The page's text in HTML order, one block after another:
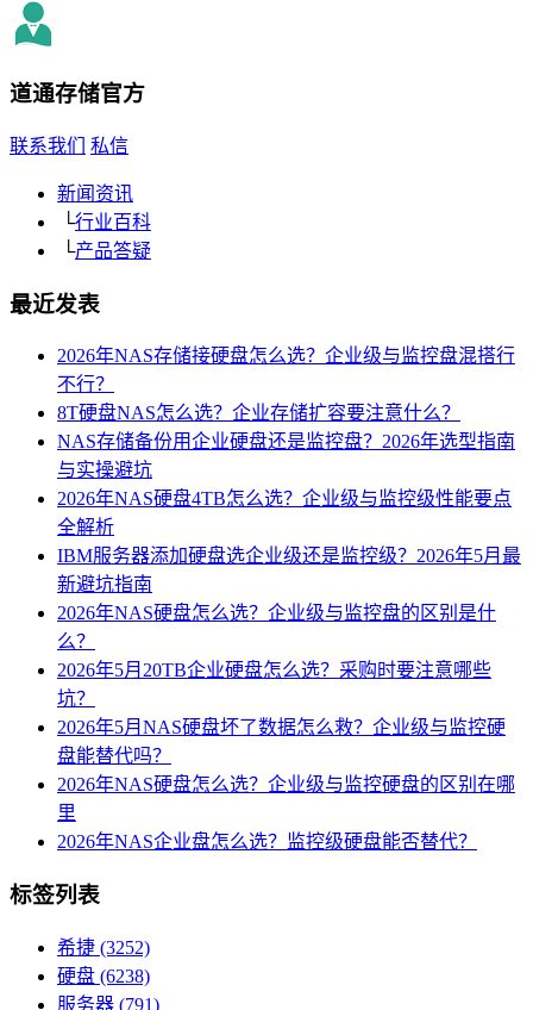
道通存储官方
联系我们 私信
新闻资讯
└行业百科
└产品答疑
最近发表
2026年NAS存储接硬盘怎么选？企业级与监控盘混搭行
不行？
8T硬盘NAS怎么选？企业存储扩容要注意什么？
NAS存储备份用企业硬盘还是监控盘？2026年选型指南
与实操避坑
2026年NAS硬盘4TB怎么选？企业级与监控级性能要点
全解析
IBM服务器添加硬盘选企业级还是监控级？2026年5月最
新避坑指南
2026年NAS硬盘怎么选？企业级与监控盘的区别是什
么？
2026年5月20TB企业硬盘怎么选？采购时要注意哪些
坑？
2026年5月NAS硬盘坏了数据怎么救？企业级与监控硬
盘能替代吗？
2026年NAS硬盘怎么选？企业级与监控硬盘的区别在哪
里
2026年NAS企业盘怎么选？监控级硬盘能否替代？
标签列表
希捷 (3252)
硬盘 (6238)
服务器 (791)